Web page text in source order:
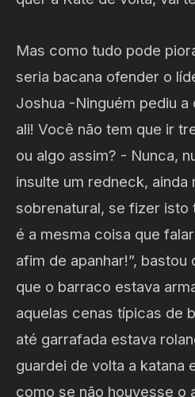
Mas como tudo pode
seria bacana ofender o
Joshua -Ninguém pediu
ali! Você não tem que ir
ou algo assim? - Nunca,
insulte um redneck, ainda
sobrenatural, se fizer isto
é a mesma coisa que
afim de apanhar!”,
que o barraco estava
aquelas cenas típicas de
até garrafada estava
guardei de volta a katana
como se não houvesse o